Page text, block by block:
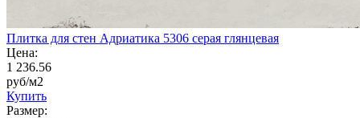
Плитка для стен Адриатика 5306 серая глянцевая
Цена:
1 236.56
руб/м2
Купить
Размер: